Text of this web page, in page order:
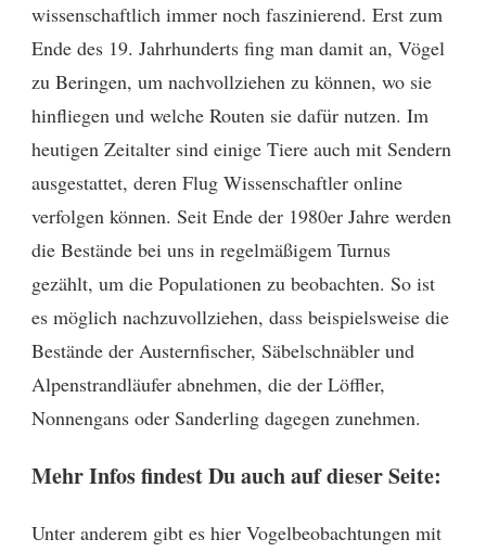
wissenschaftlich immer noch faszinierend. Erst zum
Ende des 19. Jahrhunderts fing man damit an, Vögel
zu Beringen, um nachvollziehen zu können, wo sie
hinfliegen und welche Routen sie dafür nutzen. Im
heutigen Zeitalter sind einige Tiere auch mit Sendern
ausgestattet, deren Flug Wissenschaftler online
verfolgen können. Seit Ende der 1980er Jahre werden
die Bestände bei uns in regelmäßigem Turnus
gezählt, um die Populationen zu beobachten. So ist
es möglich nachzuvollziehen, dass beispielsweise die
Bestände der Austernfischer, Säbelschnäbler und
Alpenstrandläufer abnehmen, die der Löffler,
Nonnengans oder Sanderling dagegen zunehmen.
Mehr Infos findest Du auch auf dieser Seite:
Unter anderem gibt es hier Vogelbeobachtungen mit